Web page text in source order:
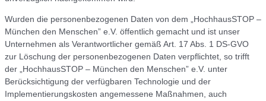
Wurden die personenbezogenen Daten von dem „HochhausSTOP –
München den Menschen” e.V. öffentlich gemacht und ist unser
Unternehmen als Verantwortlicher gemäß Art. 17 Abs. 1 DS-GVO
zur Löschung der personenbezogenen Daten verpflichtet, so trifft
der „HochhausSTOP – München den Menschen” e.V. unter
Berücksichtigung der verfügbaren Technologie und der
Implementierungskosten angemessene Maßnahmen, auch